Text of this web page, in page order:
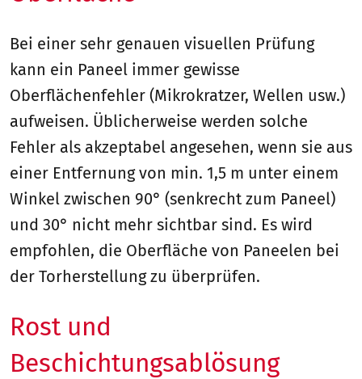
Bei einer sehr genauen visuellen Prüfung
kann ein Paneel immer gewisse
Oberflächenfehler (Mikrokratzer, Wellen usw.)
aufweisen. Üblicherweise werden solche
Fehler als akzeptabel angesehen, wenn sie aus
einer Entfernung von min. 1,5 m unter einem
Winkel zwischen 90° (senkrecht zum Paneel)
und 30° nicht mehr sichtbar sind. Es wird
empfohlen, die Oberfläche von Paneelen bei
der Torherstellung zu überprüfen.
Rost und
Beschichtungsablösung